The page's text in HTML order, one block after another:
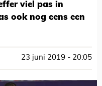
viel pas in
ook nog eens een
23 juni 2019 - 20:05